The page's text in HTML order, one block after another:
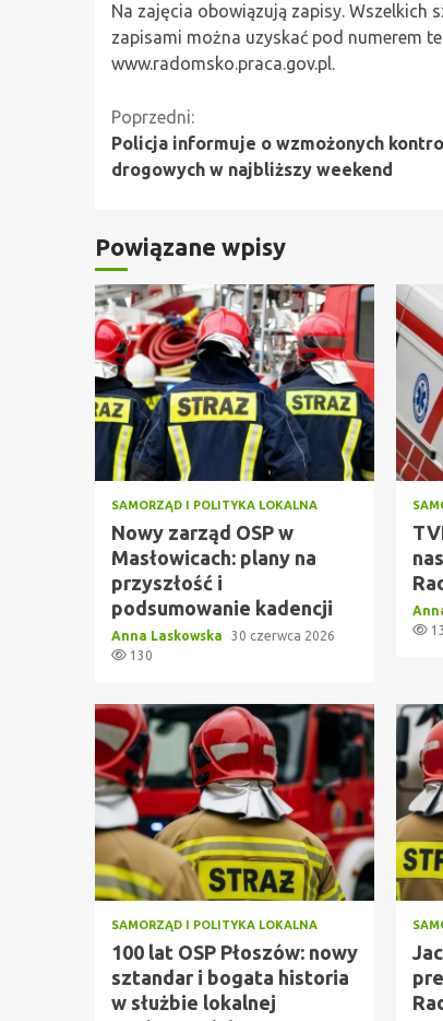
Na zajęcia obowiązują zapisy. Wszelkich
zapisami można uzyskać pod numerem
www.radomsko.praca.gov.pl.
Kontynuuj
czytanie
Poprzedni:
Policja informuje o wzmożonych
drogowych w najbliższy weekend
Powiązane wpisy
SAMORZĄD I POLITYKA LOKALNA
Nowy zarząd OSP w
Masłowicach: plany na
przyszłość i
podsumowanie kadencji
Anna Laskowska
30 czerwca 2026
130
SAMORZĄD I POLITYKA LOKALNA
100 lat OSP Płoszów: nowy
sztandar i bogata historia
w służbie lokalnej